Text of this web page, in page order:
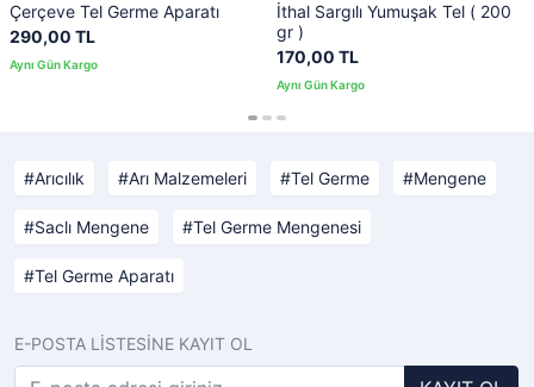
Çerçeve Tel Germe Aparatı
290,00 TL
İthal Sargılı Yumuşak Tel ( 200
gr )
170,00 TL
Arıcılık Arı Malzemeleri Tel Germe Mengene
Saclı Mengene Tel Germe Mengenesi
Tel Germe Aparatı
E-POSTA LİSTESİNE KAYIT OL